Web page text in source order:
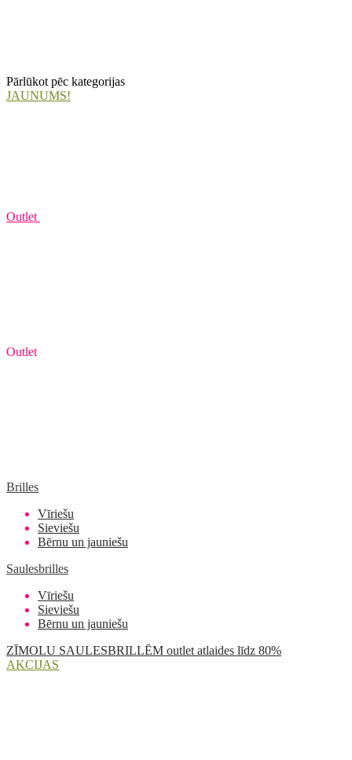
Pārlūkot pēc kategorijas
JAUNUMS!
Outlet
Outlet
Brilles
Vīriešu
Sieviešu
Bērnu un jauniešu
Saulesbrilles
Vīriešu
Sieviešu
Bērnu un jauniešu
ZĪMOLU SAULESBRILLĒM outlet atlaides līdz 80%
AKCIJAS